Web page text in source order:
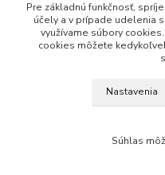
Pre základnú funkčnosť,
účely a v prípade udelenia
využívame súbory
cookies môžete
Nastavenia
Súhlas